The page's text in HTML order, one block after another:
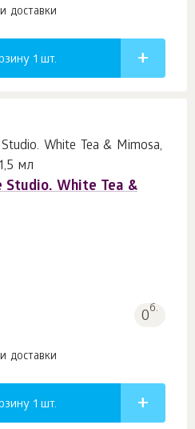
доставки
1 шт.
Studio. White Tea &
0б.
доставки
1 шт.